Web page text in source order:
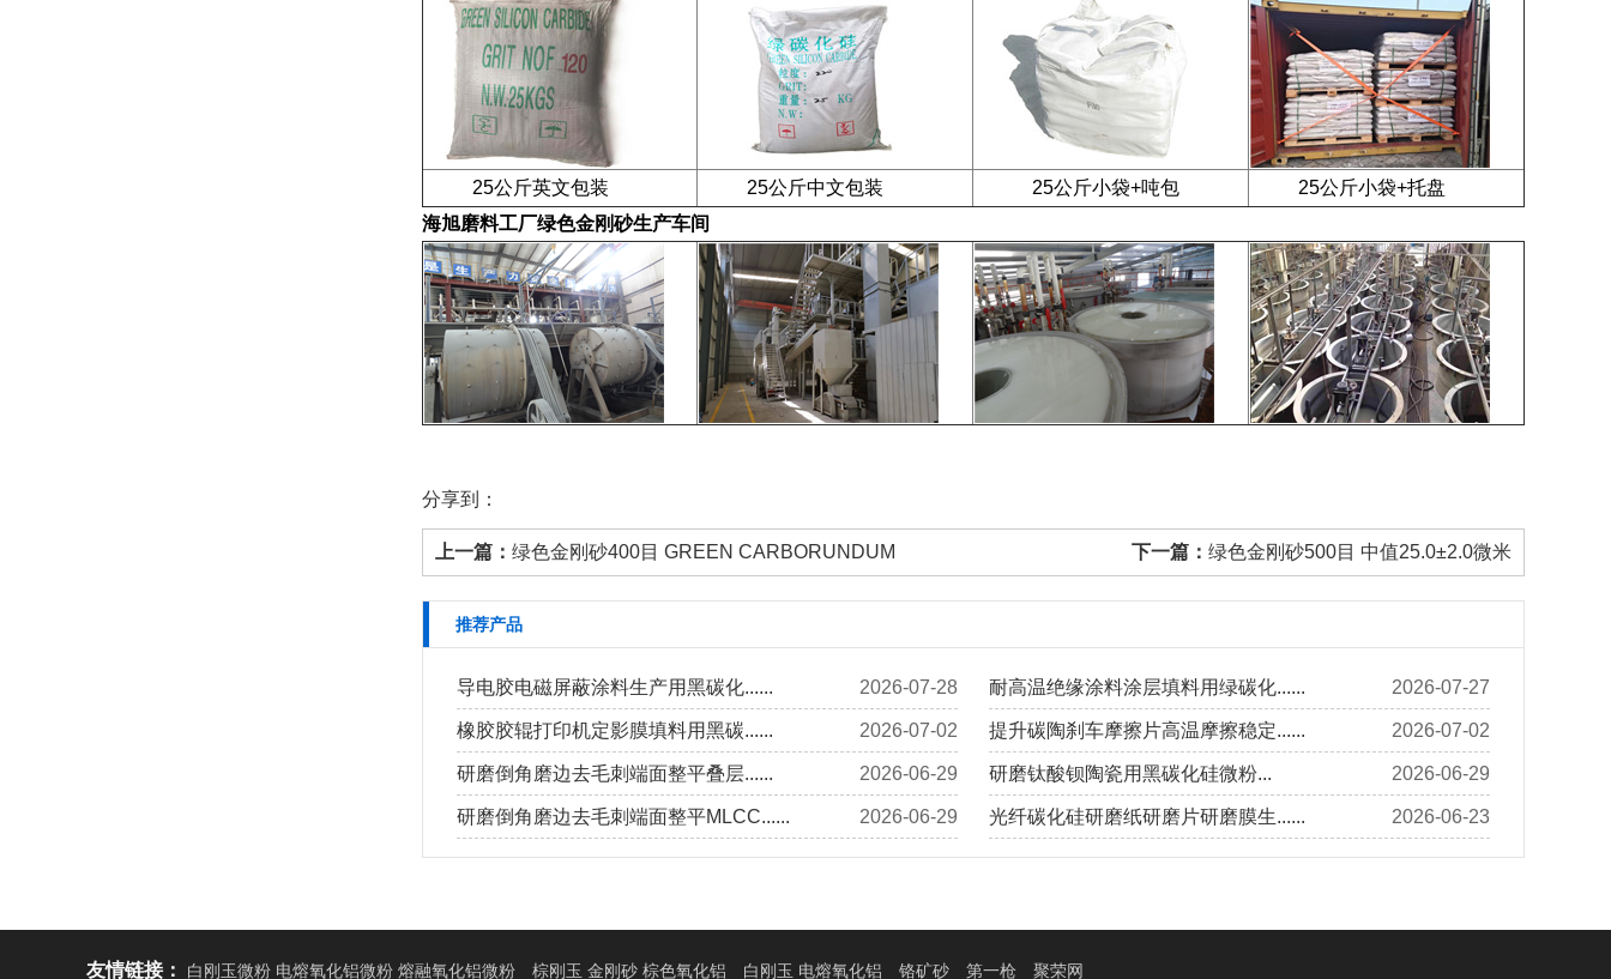
25公斤英文包装 25公斤中文包装 25公斤小袋+吨包
25公斤小袋+托盘
海旭磨料工厂绿色金刚砂生产车间
分享到：
上一篇： 绿色金刚砂400目 GREEN CARBORUNDUM 下一篇： 绿色金刚砂500目 中值25.0±2.0微米
推荐产品
2026-07-28
导电胶电磁屏蔽涂料生产用黑碳化...... 2026-07-27
耐高温绝缘涂料涂层填料用绿碳化......
2026-07-02
橡胶胶辊打印机定影膜填料用黑碳...... 2026-07-02
提升碳陶刹车摩擦片高温摩擦稳定......
2026-06-29
研磨倒角磨边去毛刺端面整平叠层...... 2026-06-29
研磨钛酸钡陶瓷用黑碳化硅微粉...
2026-06-29
研磨倒角磨边去毛刺端面整平MLCC...... 2026-06-23
光纤碳化硅研磨纸研磨片研磨膜生......
友情链接： 白刚玉微粉 电熔氧化铝微粉 熔融氧化铝微粉 棕刚玉 金刚砂 棕色氧化铝 白刚玉 电熔氧化铝 铬矿砂 第一枪 聚荣网